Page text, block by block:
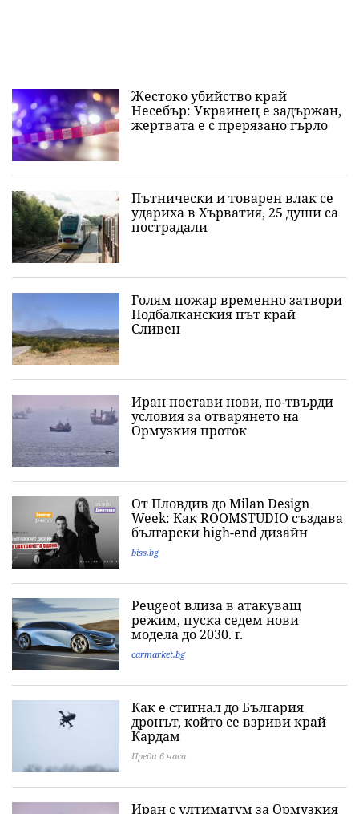
Жестоко убийство край
Несебър: Украинец е задържан,
жертвата е с прерязано гърло
Пътнически и товарен влак се
удариха в Хърватия, 25 души са
пострадали
Голям пожар временно затвори
Подбалканския път край
Сливен
Иран постави нови, по-твърди
условия за отварянето на
Ормузкия проток
От Пловдив до Milan Design
Week: Как ROOMSTUDIO създава
български high-end дизайн
biss.bg
Peugeot влиза в атакуващ
режим, пуска седем нови
модела до 2030. г.
carmarket.bg
Как е стигнал до България
дронът, който се взриви край
Кардам
Преди 6 часа
Иран с ултиматум за Ормузкия